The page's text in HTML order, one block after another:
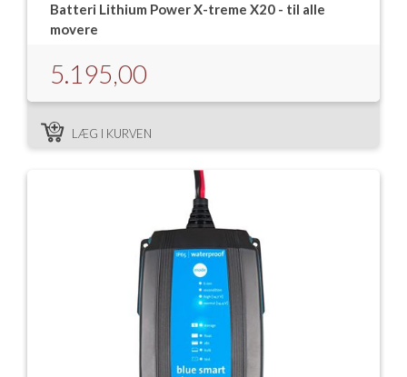
Batteri Lithium Power X-treme X20 - til alle
movere
5.195,00
LÆG I KURVEN